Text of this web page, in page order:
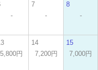
-
7
-
8
-
5,800円
14
7,200円
15
7,000円